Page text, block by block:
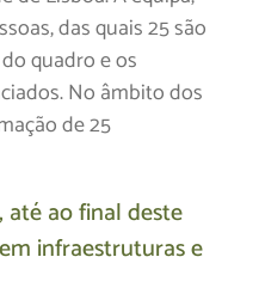
das quais 25 são
quadro e os
No âmbito dos
de 25
ao final deste
infraestruturas e